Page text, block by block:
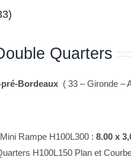
Quarters
Bordeaux ( 33 – Gironde –
Rampe H100L300 : 8.00 x
H100L150 Plan et